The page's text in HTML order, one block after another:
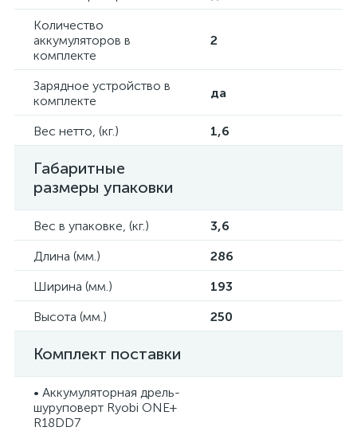
Количество
аккумуляторов в
комплекте
2
Зарядное устройство в
комплекте
да
Вес нетто, (кг.) 1,6
Габаритные
размеры упаковки
Вес в упаковке, (кг.)
3,6
Длина (мм.)
286
Ширина (мм.)
193
Высота (мм.)
250
Комплект поставки
• Аккумуляторная дрель-
шуруповерт Ryobi ONE+
R18DD7